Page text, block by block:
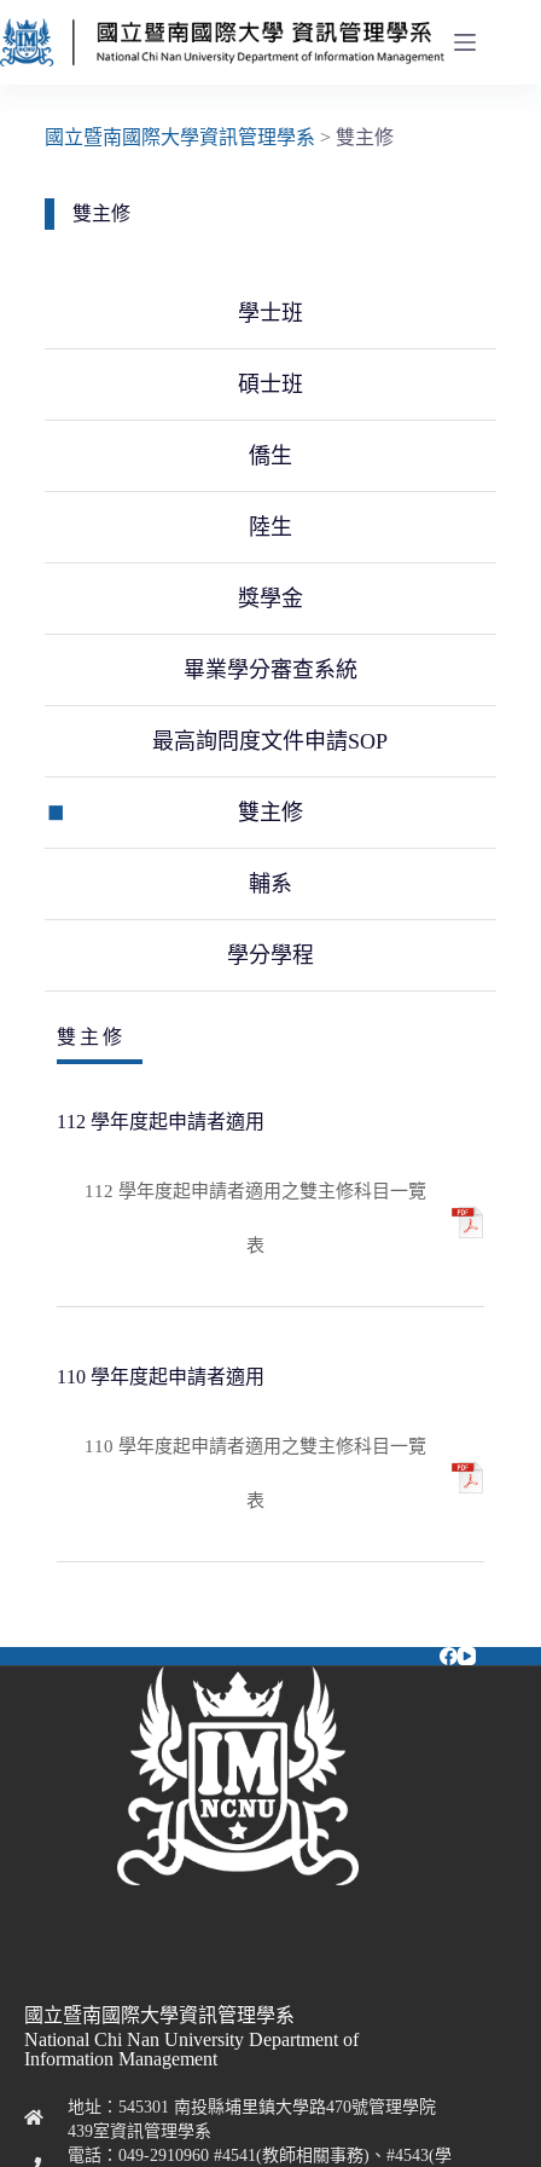
國立暨南國際大學資訊管理學系 > 雙主修
雙主修
學士班
碩士班
僑生
陸生
獎學金
畢業學分審查系統
最高詢問度文件申請SOP
雙主修
輔系
學分學程
雙主修
112 學年度起申請者適用
112 學年度起申請者適用之雙主修科目一覽
表
110 學年度起申請者適用
110 學年度起申請者適用之雙主修科目一覽
表
國立暨南國際大學資訊管理學系
National Chi Nan University Department of
Information Management
地址：545301 南投縣埔里鎮大學路470號管理學院
439室資訊管理學系
電話：049-2910960 #4541(教師相關事務)、#4543(學